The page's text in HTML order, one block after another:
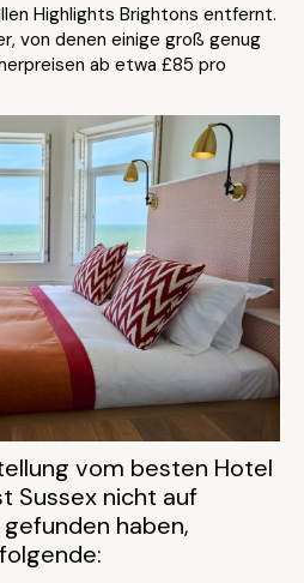
Highlights Brightons entfernt.
von denen einige groß genug
ab etwa £85 pro
vom besten Hotel
Sussex nicht auf
haben,